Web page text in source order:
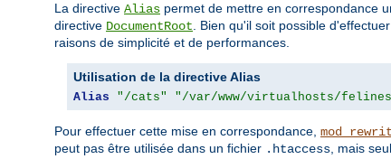
La directive Alias permet de mettre en correspondance
directive DocumentRoot . Bien qu'il soit possible
raisons de simplicité et de performances.
Utilisation de la directive Alias
Alias "/cats" "/var/www/virtualhosts/
Pour effectuer cette mise en correspondance,
peut pas être utilisée dans un fichier .htaccess , mais